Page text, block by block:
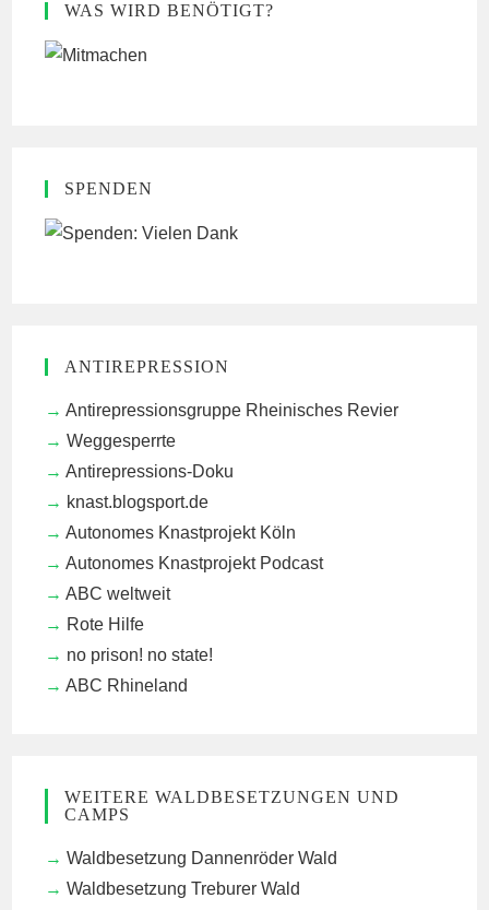
WAS WIRD BENÖTIGT?
SPENDEN
ANTIREPRESSION
Antirepressionsgruppe Rheinisches Revier
Weggesperrte
Antirepressions-Doku
knast.blogsport.de
Autonomes Knastprojekt Köln
Autonomes Knastprojekt Podcast
ABC weltweit
Rote Hilfe
no prison! no state!
ABC Rhineland
WEITERE WALDBESETZUNGEN UND
CAMPS
Waldbesetzung Dannenröder Wald
Waldbesetzung Treburer Wald